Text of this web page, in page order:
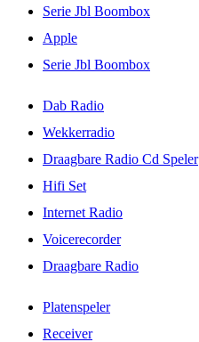
Serie Jbl Boombox
Apple
Serie Jbl Boombox
Dab Radio
Wekkerradio
Draagbare Radio Cd Speler
Hifi Set
Internet Radio
Voicerecorder
Draagbare Radio
Platenspeler
Receiver